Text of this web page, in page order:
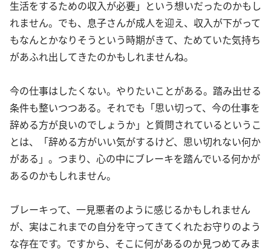
生活をするための収入が必要」という想いだったのかもし
れません。でも、息子さんが成人を迎え、収入が下がって
もなんとかなりそうという時期がきて、ためていた気持ち
があふれ出してきたのかもしれませんね。
今の仕事はしたくない。やりたいことがある。踏み出せる
条件も整いつつある。それでも「思い切って、今の仕事を
辞める方が良いのでしょうか」と質問されているというこ
とは、「辞める方がいい気がするけど、思い切れない何か
がある」。つまり、心の中にブレーキを踏んでいる何かが
あるのかもしれません。
ブレーキって、一見悪者のように感じるかもしれません
が、実はこれまでの自分を守ってきてくれたお守りのよう
な存在です。ですから、そこに何があるのか見つめてみま